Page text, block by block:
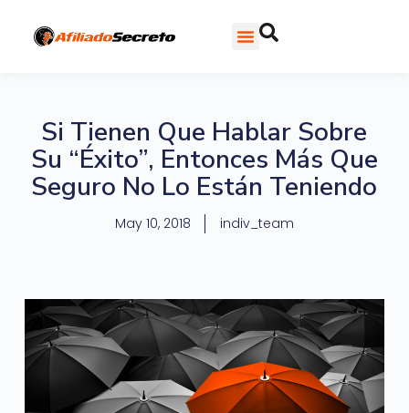
Si Tienen Que Hablar Sobre
Su “Éxito”, Entonces Más Que
Seguro No Lo Están Teniendo
May 10, 2018 indiv_team